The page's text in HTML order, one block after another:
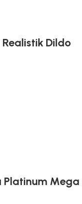
Dildo
Platinum Mega